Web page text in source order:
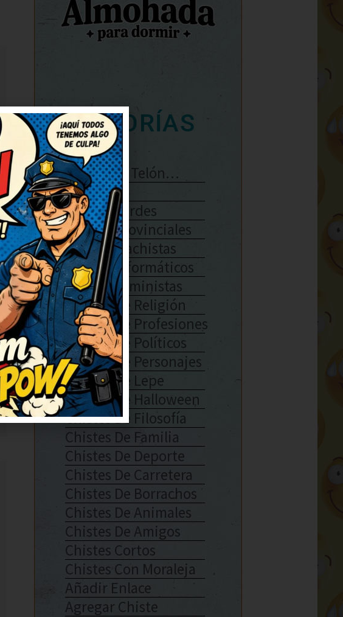
CATEGORÍAS
Se Abre El Telón…
Enlaces
Chistes Verdes
Chistes Provinciales
Chistes Machistas
Chistes Informáticos
Chistes Feministas
Chistes De Religión
Chistes De Profesiones
Chistes De Políticos
Chistes De Personajes
Chistes De Lepe
Chistes De Halloween
Chistes De Filosofía
Chistes De Familia
Chistes De Deporte
Chistes De Carretera
Chistes De Borrachos
Chistes De Animales
Chistes De Amigos
Chistes Cortos
Chistes Con Moraleja
Añadir Enlace
Agregar Chiste